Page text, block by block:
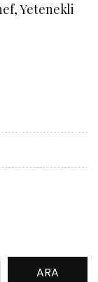
Yetenekli
ARA